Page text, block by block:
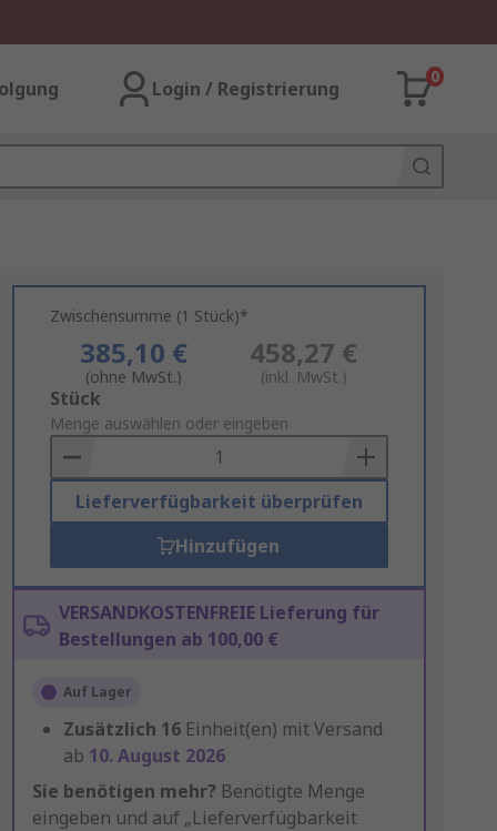
Login / Registrierung
0
Zwischensumme (1 Stück)*
385,10 €
(ohne MwSt.)
458,27 €
(inkl. MwSt.)
Add
to
Basket
Stück
Menge auswählen oder eingeben
Lieferverfügbarkeit überprüfen
Hinzufügen
VERSANDKOSTENFREIE Lieferung für
Bestellungen ab 100,00 €
Auf Lager
Zusätzlich 16 Einheit(en) mit Versand
ab 10. August 2026
Sie benötigen mehr? Benötigte Menge
eingeben und auf „Lieferverfügbarkeit